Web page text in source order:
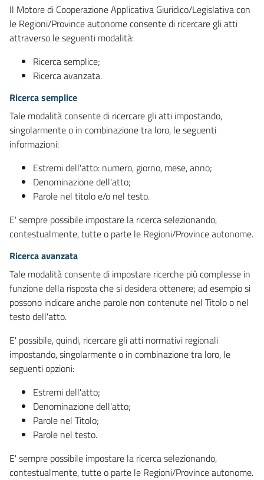
Il Motore di Cooperazione Applicativa Giuridico/Legislativa con
le Regioni/Province autonome consente di ricercare gli atti
attraverso le seguenti modalità:
Ricerca semplice;
Ricerca avanzata.
Ricerca semplice
Tale modalità consente di ricercare gli atti impostando,
singolarmente o in combinazione tra loro, le seguenti
informazioni:
Estremi dell'atto: numero, giorno, mese, anno;
Denominazione dell'atto;
Parole nel titolo e/o nel testo.
E' sempre possibile impostare la ricerca selezionando,
contestualmente, tutte o parte le Regioni/Province autonome.
Ricerca avanzata
Tale modalità consente di impostare ricerche più complesse in
funzione della risposta che si desidera ottenere; ad esempio si
possono indicare anche parole non contenute nel Titolo o nel
testo dell'atto.
E' possibile, quindi, ricercare gli atti normativi regionali
impostando, singolarmente o in combinazione tra loro, le
seguenti opzioni:
Estremi dell'atto;
Denominazione dell'atto;
Parole nel Titolo;
Parole nel testo.
E' sempre possibile impostare la ricerca selezionando,
contestualmente, tutte o parte le Regioni/Province autonome.